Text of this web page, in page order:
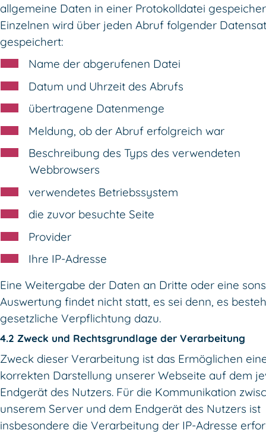
allgemeine Daten in einer Protokolldatei
Einzelnen wird über jeden Abruf folgender
gespeichert:
Name der abgerufenen Datei
Datum und Uhrzeit des Abrufs
übertragene Datenmenge
Meldung, ob der Abruf erfolgreich war
Beschreibung des Typs des verwendeten
Webbrowsers
verwendetes Betriebssystem
die zuvor besuchte Seite
Provider
Ihre IP-Adresse
Eine Weitergabe der Daten an Dritte oder eine
Auswertung findet nicht statt, es sei denn, es
gesetzliche Verpflichtung dazu.
4.2 Zweck und Rechtsgrundlage der Verarbeitung
Zweck dieser Verarbeitung ist das Ermöglichen
korrekten Darstellung unserer Webseite auf dem
Endgerät des Nutzers. Für die Kommunikation
unserem Server und dem Endgerät des Nutzers ist
insbesondere die Verarbeitung der IP-Adresse